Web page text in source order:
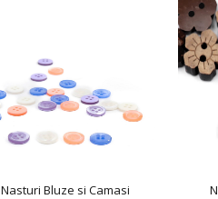
Nasturi Bluze si Camasi